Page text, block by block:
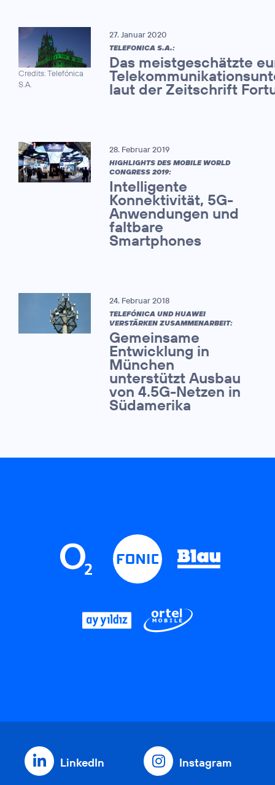
Credits: Telefónica
S.A.
27. Januar 2020
TELEFONICA S.A.:
Das meistgeschätzte
laut der Zeitschrift
28. Februar 2019
HIGHLIGHTS DES MOBILE WORLD
CONGRESS 2019:
Intelligente
Konnektivität, 5G-
Anwendungen und
faltbare
Smartphones
24. Februar 2018
TELEFÓNICA UND HUAWEI
VERSTÄRKEN ZUSAMMENARBEIT:
Gemeinsame
Entwicklung in
München
unterstützt Ausbau
von 4.5G-Netzen in
Südamerika
LinkedIn Instagram